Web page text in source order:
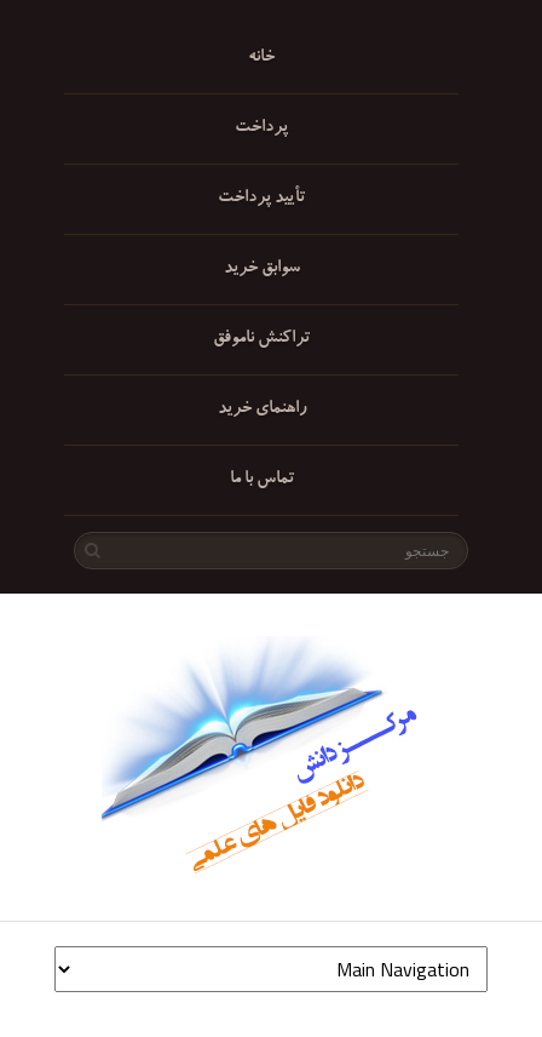
خانه
پرداخت
تأیید پرداخت
سوابق خرید
تراکنش ناموفق
راهنمای خرید
تماس با ما